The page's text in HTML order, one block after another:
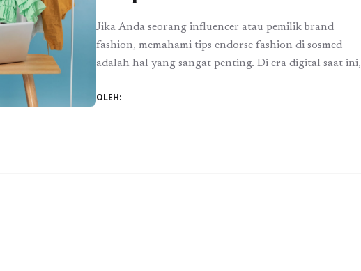
Jika Anda seorang influencer atau pemilik brand
fashion, memahami tips endorse fashion di sosmed
adalah hal yang sangat penting. Di era digital saat ini,
(sosmed) untuk mempromosikan produk fashion dapat
OLEH: